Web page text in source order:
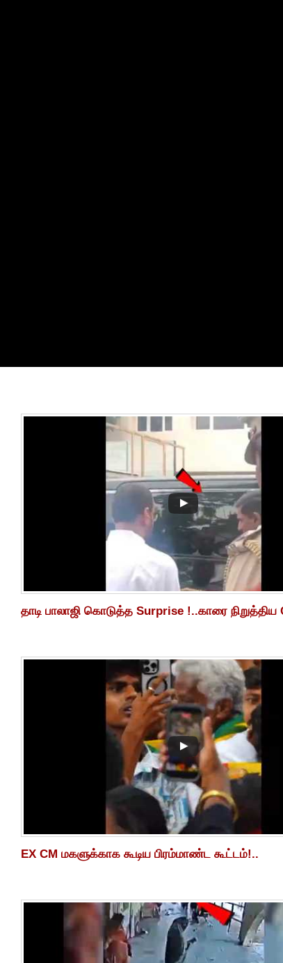
தாடி பாலாஜி கொடுத்த Surprise !..காரை நிறுத்திய
EX CM மகளுக்காக கூடிய பிரம்மாண்ட கூட்டம்!..